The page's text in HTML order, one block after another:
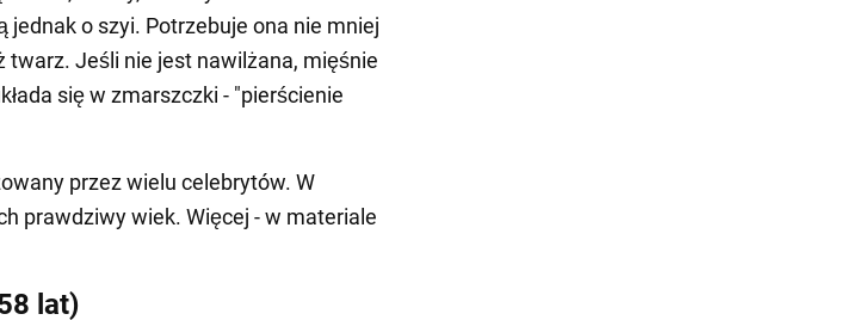
o szyi. Potrzebuje ona nie mniej
Jeśli nie jest nawilżana, mięśnie
się w zmarszczki - "pierścienie
przez wielu celebrytów. W
prawdziwy wiek. Więcej - w materiale
lat)